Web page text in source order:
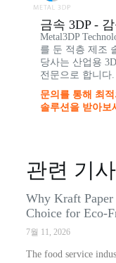
금속 3DP -
Metal3DP
를 둔 적층 제조
당사는 산업용
전문으로 합니다.
문의를 통해 최
솔루션을 받아보
관련 기사
Why Kraft Paper
Choice for Eco-
7월 11, 2026
The food service